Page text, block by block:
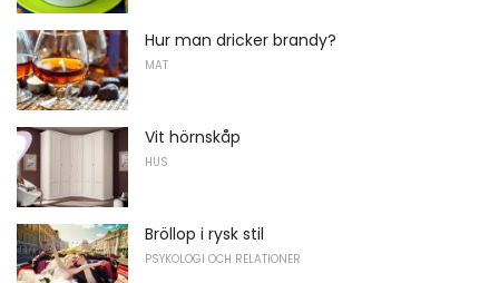
Hur man dricker brandy?
MAT
Vit hörnskåp
HUS
Bröllop i rysk stil
PSYKOLOGI OCH RELATIONER